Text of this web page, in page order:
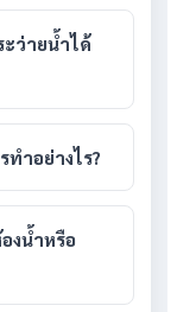
ะว่ายน้ำได้
ำอย่างไร?
งน้ำหรือ